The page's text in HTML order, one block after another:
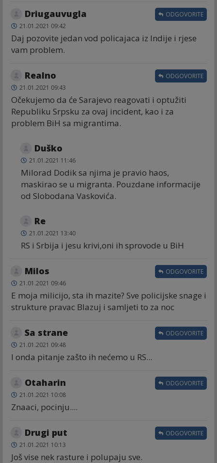
Driugauvugla
21.01.2021 09:42
Daj pozovite jedan vod policajaca iz Indije i rjese
vam problem.
ODGOVORITE
Realno
21.01.2021 09:43
Očekujemo da će Sarajevo reagovati i optužiti
Republiku Srpsku za ovaj incident, kao i za
problem BiH sa migrantima.
ODGOVORITE
Duško
21.01.2021 11:46
Milorad Dodik sa njima je pravio haos,
maskirao se u migranta. Pouzdane informacije
od Slobodana Vaskovića.
Re
21.01.2021 13:40
RS i Srbija i jesu krivi,oni ih sprovode u BiH
Milos
21.01.2021 09:46
E moja milicijo, sta ih mazite? Sve policijske snage i
strukture pravac Blazuj i samljeti to za noc
ODGOVORITE
Sa strane
21.01.2021 09:48
I onda pitanje zašto ih nećemo u RS...
ODGOVORITE
Otaharin
21.01.2021 10:08
Znaaci, pocinju....
ODGOVORITE
Drugi put
21.01.2021 10:13
Još vise nek rasture i polupaju sve.
ODGOVORITE